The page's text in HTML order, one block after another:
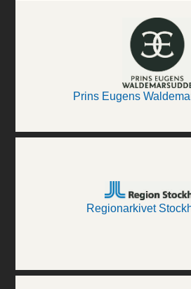
Prins Eugens
Regionarkivet